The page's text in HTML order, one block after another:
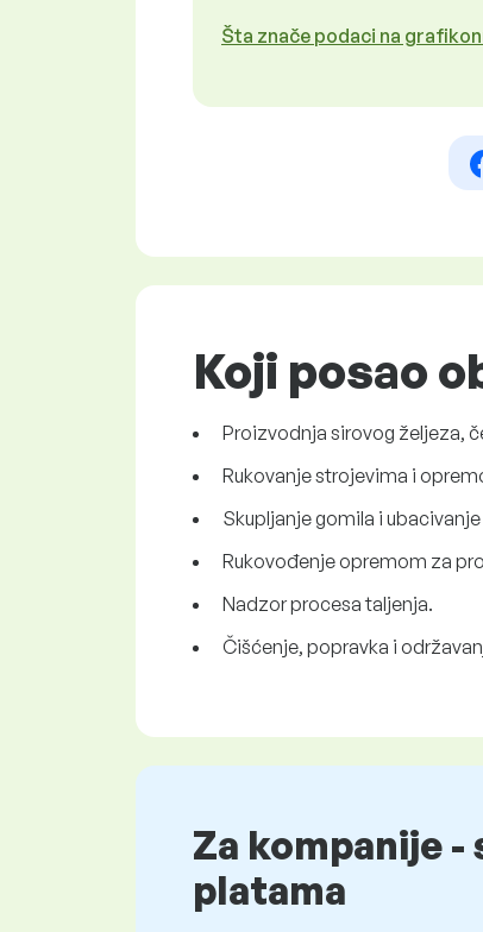
Šta znače podaci na
Koji posao
Proizvodnja sirovog željeza,
Rukovanje strojevima i
Skupljanje gomila i
Rukovođenje opremom za
Nadzor procesa taljenja.
Čišćenje, popravka i
Za kompanije
platama